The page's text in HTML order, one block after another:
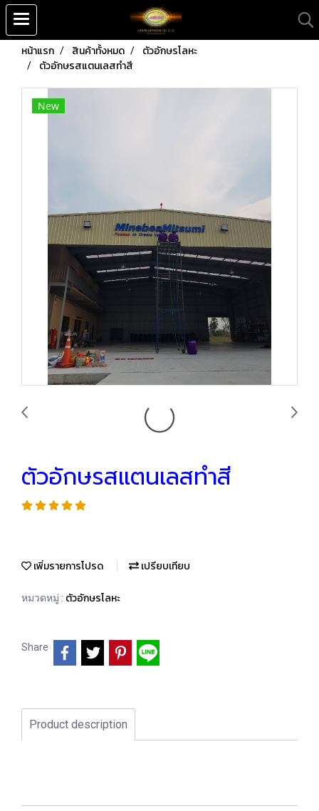
หน้าแรก สินค้าทั้งหมด
ตัวอักษรโลหะ
ตัวอักษรสแตนเลสทำสี
New
ตัวอักษรสแตนเลสทำสี
เพิ่มรายการโปรด เปรียบเทียบ
หมวดหมู่ : ตัวอักษรโลหะ
Share
Product description